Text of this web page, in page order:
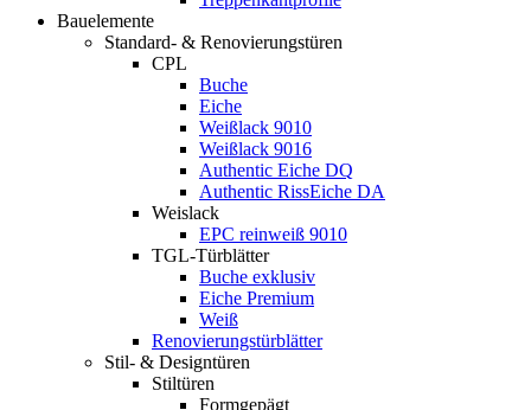
Bauelemente
Standard- & Renovierungstüren
CPL
Buche
Eiche
Weißlack 9010
Weißlack 9016
Authentic Eiche DQ
Authentic RissEiche DA
Weislack
EPC reinweiß 9010
TGL-Türblätter
Buche exklusiv
Eiche Premium
Weiß
Renovierungstürblätter
Stil- & Designtüren
Stiltüren
Formgepägt